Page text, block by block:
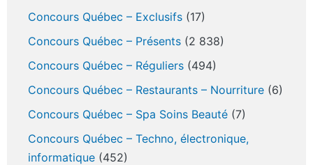
Concours Québec – Exclusifs (17)
Concours Québec – Présents (2 838)
Concours Québec – Réguliers (494)
Concours Québec – Restaurants – Nourriture (6)
Concours Québec – Spa Soins Beauté (7)
Concours Québec – Techno, électronique,
informatique (452)